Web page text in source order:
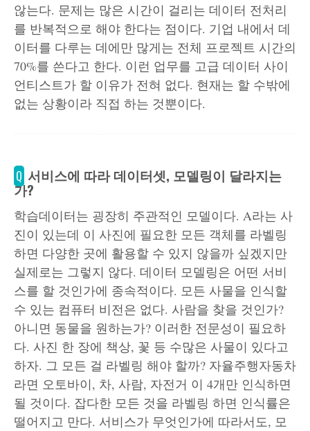
않는다. 문제는 많은 시간이 걸리는 데이터 전처리
를 반복적으로 해야 한다는 점이다. 기업 내에서 데
이터를 다루는 데에만 많게는 전체 프로젝트 시간의
70%를 쓴다고 한다. 이런 업무를 고급 데이터 사이
언티스트가 할 이유가 전혀 없다. 현재는 할 수밖에
없는 상황이라 직접 하는 것뿐이다.
Q 서비스에 따라 데이터셋, 모델링이 달라지는
가?
학습데이터는 굉장히 주관적인 모델이다. A라는 사
진이 있는데 이 사진에 필요한 모든 객체를 라벨링
하면 다양한 곳에 활용할 수 있지 않을까 싶겠지만
실제로는 그렇지 않다. 데이터 모델링은 어떤 서비
스를 할 것인가에 종속적이다. 모든 사물을 인식할
수 있는 컴퓨터 비전은 없다. 사람을 찾을 것인가?
아니면 동물을 원하는가? 이러한 전문성이 필요하
다. 사진 한 장에 책상, 꽃 등 수많은 사물이 있다고
하자. 그 모든 걸 라벨링 해야 할까? 자율주행자동차
라면 오토바이, 차, 사람, 자전거 이 4개만 인식하면
될 것이다. 잡다한 모든 것을 라벨링 하면 인식률은
떨어지고 만다. 서비스가 무엇인가에 따라서도, 모